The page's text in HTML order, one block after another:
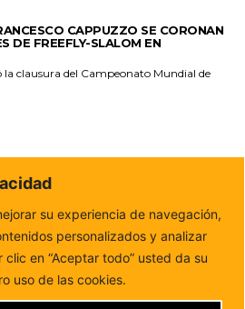
CAPPUZZO SE CORONAN
DE FREEFLY-SLALOM EN
la clausura del Campeonato Mundial de